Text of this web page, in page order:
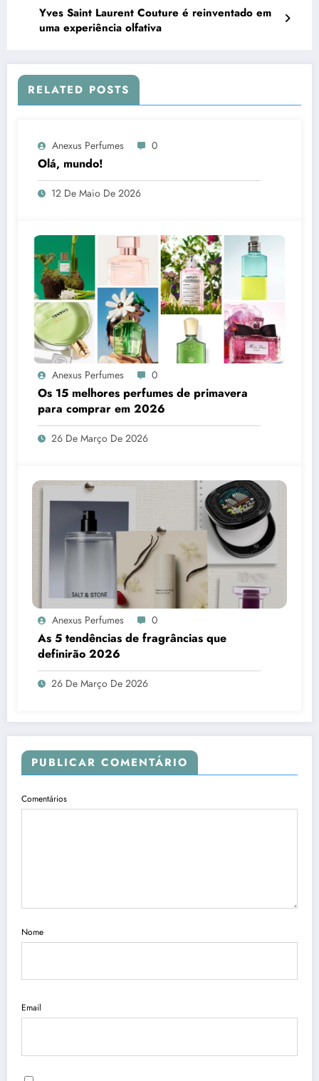
Yves Saint Laurent Couture é reinventado em
uma experiência olfativa
RELATED POSTS
Anexus Perfumes 0
Olá, mundo!
12 De Maio De 2026
Anexus Perfumes 0
Os 15 melhores perfumes de primavera
para comprar em 2026
26 De Março De 2026
Anexus Perfumes 0
As 5 tendências de fragrâncias que
definirão 2026
26 De Março De 2026
PUBLICAR COMENTÁRIO
Comentários
Nome
Email